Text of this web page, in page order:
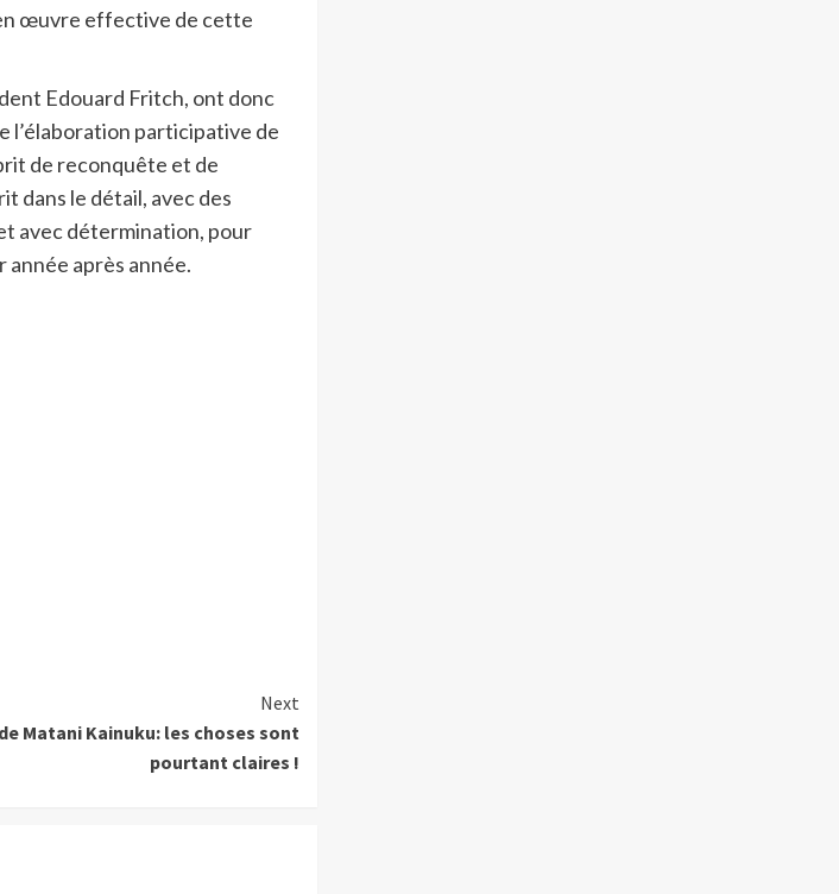
œuvre effective de cette
Edouard Fritch, ont donc
l’élaboration participative de
de reconquête et de
dans le détail, avec des
avec détermination, pour
après année.
Next
Matani Kainuku: les choses sont
pourtant claires !